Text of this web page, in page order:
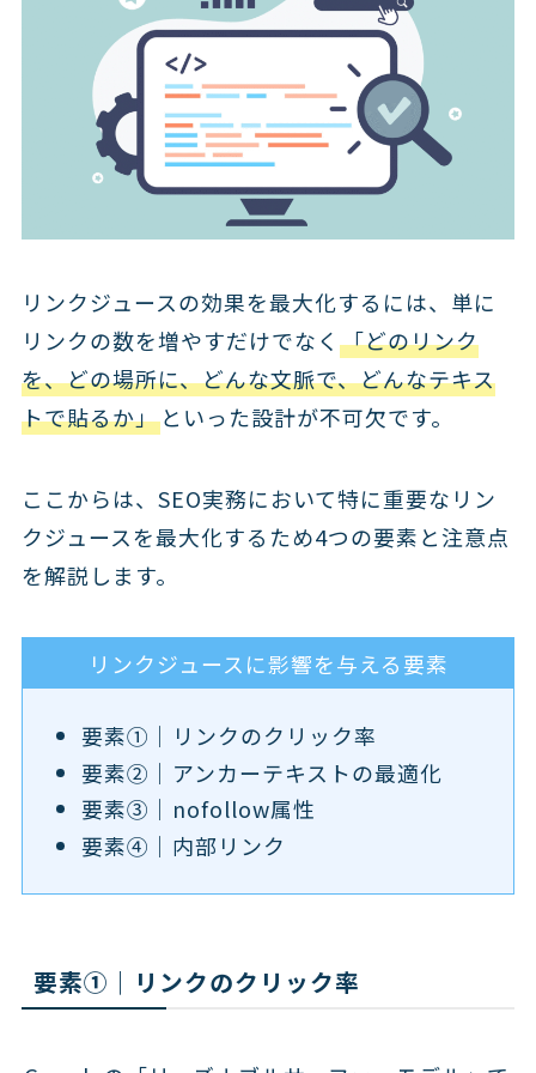
リンクジュースの効果を最大化するには、単に
リンクの数を増やすだけでなく 「どのリンク
を、どの場所に、どんな文脈で、どんなテキス
トで貼るか」といった設計が不可欠です。
ここからは、SEO実務において特に重要なリン
クジュースを最大化するため4つの要素と注意点
を解説します。
リンクジュースに影響を与える要素
要素①｜リンクのクリック率
要素②｜アンカーテキストの最適化
要素③｜nofollow属性
要素④｜内部リンク
要素①｜リンクのクリック率